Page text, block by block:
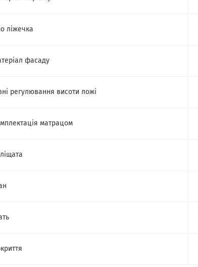
ліжечка
фасаду
регулювання висоти ложі
матрацом